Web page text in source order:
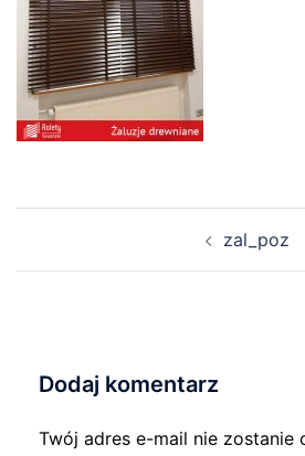
zal_poz
Dodaj komentarz
Twój adres e-mail nie zostanie